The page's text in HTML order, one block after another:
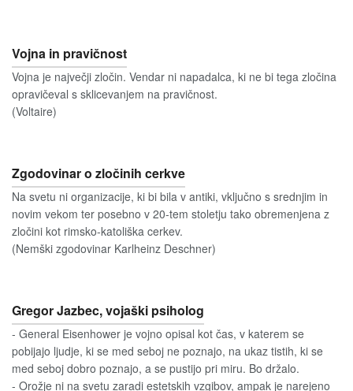
Vojna in pravičnost
Vojna je največji zločin. Vendar ni napadalca, ki ne bi tega zločina
opravičeval s sklicevanjem na pravičnost.
(Voltaire)
Zgodovinar o zločinih cerkve
Na svetu ni organizacije, ki bi bila v antiki, vključno s srednjim in
novim vekom ter posebno v 20-tem stoletju tako obremenjena z
zločini kot rimsko-katoliška cerkev.
(Nemški zgodovinar Karlheinz Deschner)
Gregor Jazbec, vojaški psiholog
- General Eisenhower je vojno opisal kot čas, v katerem se
pobijajo ljudje, ki se med seboj ne poznajo, na ukaz tistih, ki se
med seboj dobro poznajo, a se pustijo pri miru. Bo držalo.
- Orožje ni na svetu zaradi estetskih vzgibov, ampak je narejeno